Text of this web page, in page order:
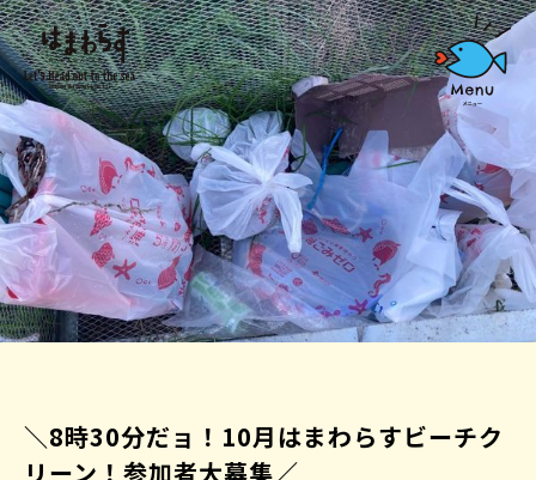
＼8時30分だョ！10月はまわらすビーチク
リーン！参加者大募集／